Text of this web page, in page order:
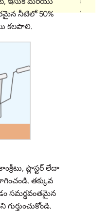
నీటిలో 50%
కలపాలి.
WP +
ప్లాస్టర్ లేదా
తక్కువ
సమర్థవంతమైన